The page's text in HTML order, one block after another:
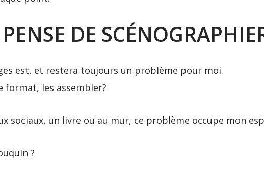
PENSE DE
est, et restera toujours un problème pour moi.
format, les assembler?
sociaux, un livre ou au mur, ce problème occupe mon
?